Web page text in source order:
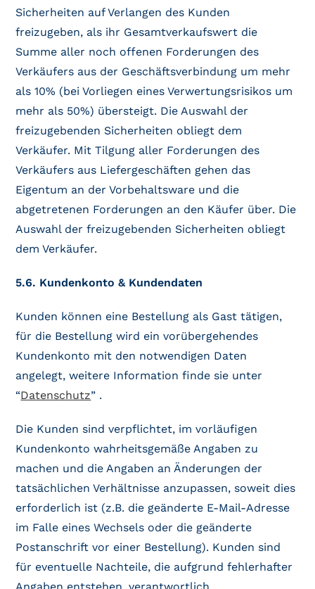
Sicherheiten auf Verlangen des Kunden
freizugeben, als ihr Gesamtverkaufswert die
Summe aller noch offenen Forderungen des
Verkäufers aus der Geschäftsverbindung um mehr
als 10% (bei Vorliegen eines Verwertungsrisikos um
mehr als 50%) übersteigt. Die Auswahl der
freizugebenden Sicherheiten obliegt dem
Verkäufer. Mit Tilgung aller Forderungen des
Verkäufers aus Liefergeschäften gehen das
Eigentum an der Vorbehaltsware und die
abgetretenen Forderungen an den Käufer über. Die
Auswahl der freizugebenden Sicherheiten obliegt
dem Verkäufer.
5.6. Kundenkonto & Kundendaten
Kunden können eine Bestellung als Gast tätigen,
für die Bestellung wird ein vorübergehendes
Kundenkonto mit den notwendigen Daten
angelegt, weitere Information finde sie unter
“Datenschutz” .
Die Kunden sind verpflichtet, im vorläufigen
Kundenkonto wahrheitsgemäße Angaben zu
machen und die Angaben an Änderungen der
tatsächlichen Verhältnisse anzupassen, soweit dies
erforderlich ist (z.B. die geänderte E-Mail-Adresse
im Falle eines Wechsels oder die geänderte
Postanschrift vor einer Bestellung). Kunden sind
für eventuelle Nachteile, die aufgrund fehlerhafter